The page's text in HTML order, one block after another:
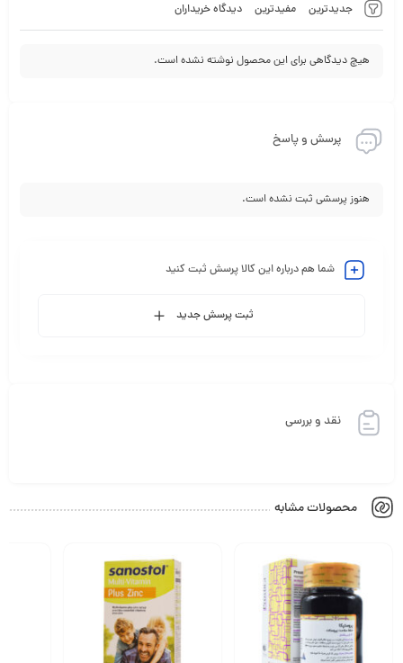
جدیدترین مفیدترین دیدگاه خریداران
هیچ دیدگاهی برای این محصول نوشته نشده است.
پرسش و پاسخ
هنوز پرسشی ثبت نشده است.
شما هم درباره این کالا پرسش ثبت کنید
ثبت پرسش جدید
نقد و بررسی
محصولات مشابه